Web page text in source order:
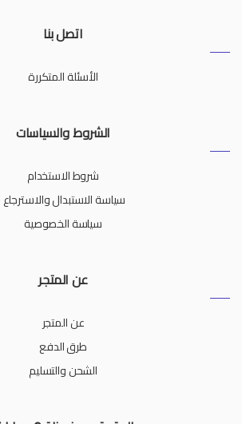
اتصل بنا
الأسئلة المتكررة
الشروط والسياسات
شروط الاستخدام
سياسة الاستبدال والاسترجاع
سياسة الخصوصية
عن المتجر
عن المتجر
طرق الدفع
الشحن والتسليم